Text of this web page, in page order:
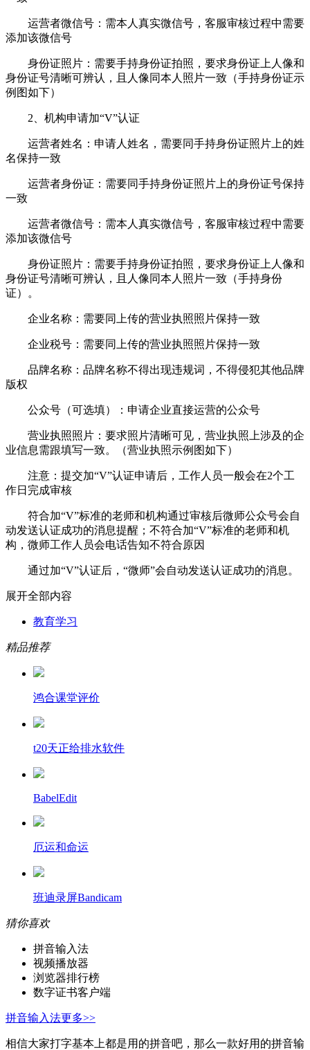
运营者微信号：需本人真实微信号，客服审核过程中需要
添加该微信号
身份证照片：需要手持身份证拍照，要求身份证上人像和
身份证号清晰可辨认，且人像同本人照片一致（手持身份证示
例图如下）
2、机构申请加“V”认证
运营者姓名：申请人姓名，需要同手持身份证照片上的姓
名保持一致
运营者身份证：需要同手持身份证照片上的身份证号保持
一致
运营者微信号：需本人真实微信号，客服审核过程中需要
添加该微信号
身份证照片：需要手持身份证拍照，要求身份证上人像和
身份证号清晰可辨认，且人像同本人照片一致（手持身份
证）。
企业名称：需要同上传的营业执照照片保持一致
企业税号：需要同上传的营业执照照片保持一致
品牌名称：品牌名称不得出现违规词，不得侵犯其他品牌
版权
公众号（可选填）：申请企业直接运营的公众号
营业执照照片：要求照片清晰可见，营业执照上涉及的企
业信息需跟填写一致。（营业执照示例图如下）
注意：提交加“V”认证申请后，工作人员一般会在2个工
作日完成审核
符合加“V”标准的老师和机构通过审核后微师公众号会自
动发送认证成功的消息提醒；不符合加“V”标准的老师和机
构，微师工作人员会电话告知不符合原因
通过加“V”认证后，“微师”会自动发送认证成功的消息。
展开全部内容
教育学习
精品推荐
鸿合课堂评价
t20天正给排水软件
BabelEdit
厄运和命运
班迪录屏Bandicam
猜你喜欢
拼音输入法
视频播放器
浏览器排行榜
数字证书客户端
拼音输入法更多>>
相信大家打字基本上都是用的拼音吧，那么一款好用的拼音输